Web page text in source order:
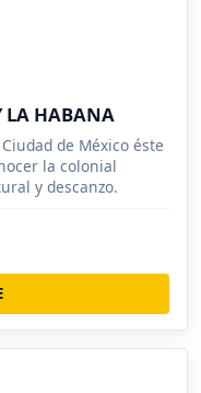
LA HABANA
de México éste
la colonial
y descanzo.